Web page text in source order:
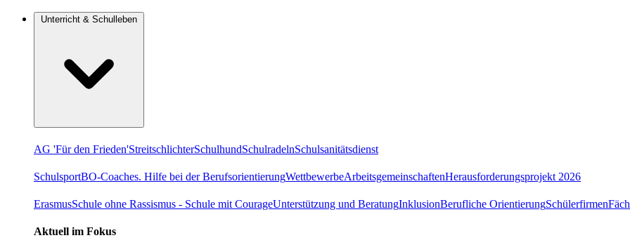
Unterricht & Schulleben
AG 'Für den Frieden'StreitschlichterSchulhundSchulradelnSchulsanitätsdienst
SchulsportBO-Coaches. Hilfe bei der BerufsorientierungWettbewerbeArbeitsgemeinschaftenHerausforderungsprojekt 2026
ErasmusSchule ohne Rassismus - Schule mit CourageUnterstützung und BeratungInklusionBerufliche OrientierungSchülerfirmen
Aktuell im Fokus